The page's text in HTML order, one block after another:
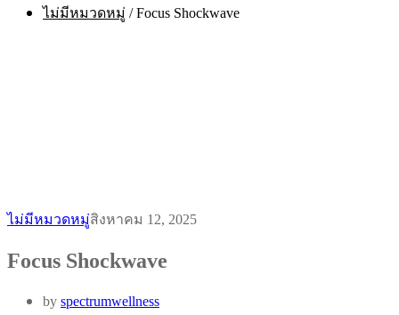
ไม่มีหมวดหมู่ / Focus Shockwave
ไม่มีหมวดหมู่สิงหาคม 12, 2025
Focus Shockwave
by spectrumwellness